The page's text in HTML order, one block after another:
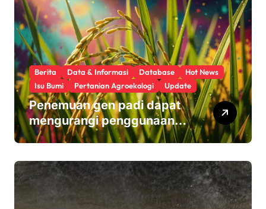
Berita Data & Informasi Database
Hot News
Isu Bumi
Pertanian Agroekologi Update
Penemuan gen padi dapat
mengurangi penggunaan
pupuk sekaligus melindungi